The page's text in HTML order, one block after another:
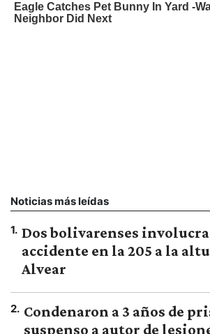
Noticias más leídas
1. Dos bolivarenses
accidente en la 205 a la
Alvear
2. Condenaron a 3 años de
suspenso a autor de